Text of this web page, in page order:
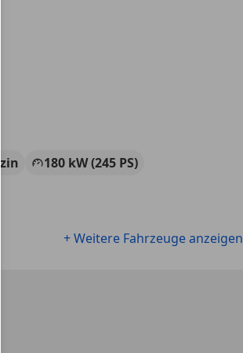
180 kW (245 PS)
+ Weitere Fahrzeuge anzeigen